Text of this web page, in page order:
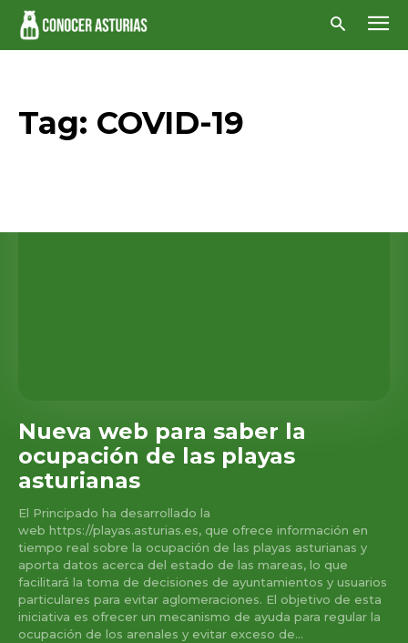
Tag: COVID-19
Nueva web para saber la
ocupación de las playas
asturianas
El Principado ha desarrollado la
web https://playas.asturias.es, que ofrece información en
tiempo real sobre la ocupación de las playas asturianas y
aporta datos acerca del estado de las mareas, lo que
facilitará la toma de decisiones de ayuntamientos y usuarios
particulares para evitar aglomeraciones. El objetivo de esta
iniciativa es ofrecer un mecanismo de ayuda para regular la
ocupación de los arenales y evitar exceso de...